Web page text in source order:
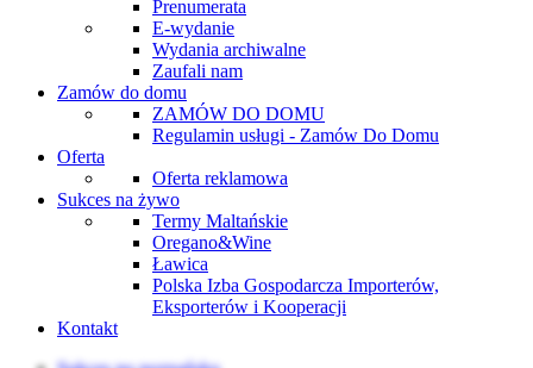
Prenumerata
E-wydanie
Wydania archiwalne
Zaufali nam
Zamów do domu
ZAMÓW DO DOMU
Regulamin usługi - Zamów Do Domu
Oferta
Oferta reklamowa
Sukces na żywo
Termy Maltańskie
Oregano&Wine
Ławica
Polska Izba Gospodarcza Importerów,
Eksporterów i Kooperacji
Kontakt